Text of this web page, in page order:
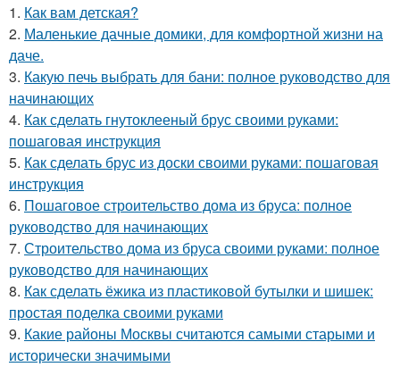
1. Как вам детская?
2. Маленькие дачные домики, для комфортной жизни на
даче.
3. Какую печь выбрать для бани: полное руководство для
начинающих
4. Как сделать гнутоклееный брус своими руками:
пошаговая инструкция
5. Как сделать брус из доски своими руками: пошаговая
инструкция
6. Пошаговое строительство дома из бруса: полное
руководство для начинающих
7. Строительство дома из бруса своими руками: полное
руководство для начинающих
8. Как сделать ёжика из пластиковой бутылки и шишек:
простая поделка своими руками
9. Какие районы Москвы считаются самыми старыми и
исторически значимыми